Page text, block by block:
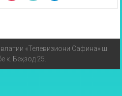
«Телевизиони Сафина» ш.
к. Беҳзод 25.